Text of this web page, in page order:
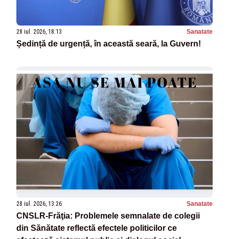
28 iul. 2026, 18:13 Sanatate
Ședință de urgență, în această seară, la Guvern!
28 iul. 2026, 13:26 Sanatate
CNSLR-Frăţia: Problemele semnalate de colegii
din Sănătate reflectă efectele politicilor ce